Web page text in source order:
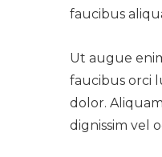
faucibus
Ut augue
faucibus orci
dolor.
dignissim vel